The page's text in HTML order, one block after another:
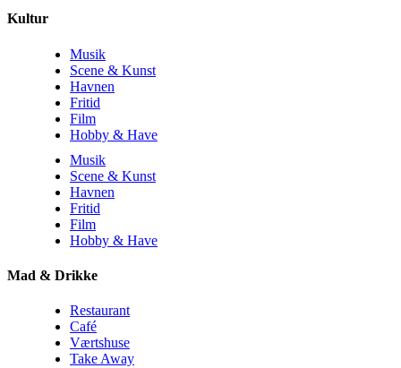
Kultur
Musik
Scene & Kunst
Havnen
Fritid
Film
Hobby & Have
Musik
Scene & Kunst
Havnen
Fritid
Film
Hobby & Have
Mad & Drikke
Restaurant
Café
Værtshuse
Take Away